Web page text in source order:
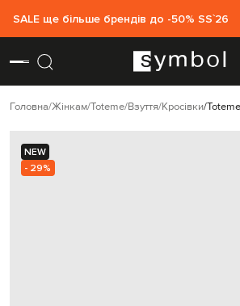
SALE ще більше брендів до -50% SS`26
Головна Жінкам Toteme Взуття Кросівки
NEW
- 29%